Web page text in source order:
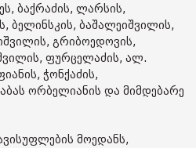
ბაქრაძის, ლარსის,
ბელინსკის, ბაშალეიშვილის,
გრიბოედოვის,
ფურცელაძის, ალ.
ჭონქაძის,
ორბელიანის და მიმდებარე
მოედანს,